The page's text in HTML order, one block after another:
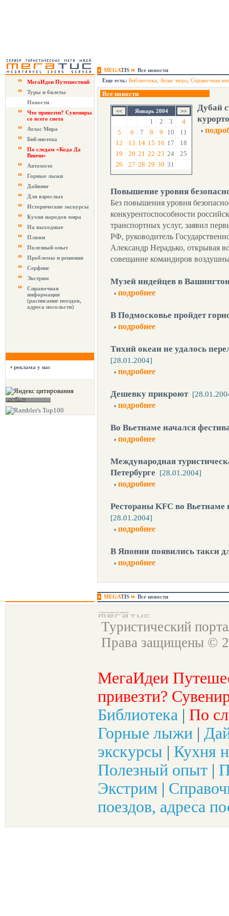
MEGATIS
Все новости
МегаИдеи Путешествий
Туры и билеты
Новости
Что привезти? Сувениры
со всего света
Атлас Мира
Библиотека
По следам «Кода Да
Винчи»
Автомото
Горные лыжи
Дайвинг
Для взрослых
Исторические экскурсы
Кухня народов мира
На выходные
Пляжи
Полезный опыт
Проблемы и решения
Серфинг
Экстрим
Справочная
информация
(расписание поездов,
адреса посольств)
реклама у нас
Еще есть: Библиотека Атлас мира Справочная
Все новости
Январь 2004
1 2 3
4
5
6 7 8 9 10
11
12
13 14 15 16 17
18
19
20 21 22 23 24
25
26
27 28 29 30 31
Дубай
Повышение уровня
Без повышения уровня
конкурентоспособности
транспортных услуг, заявил
РФ, руководитель
Александр Нерадько, открывая
совещание командиров
Музей индейцев в
подробнее
В Подмосковье пройдет
подробнее
Тихий океан не удалось
[28.01.2004]
подробнее
Дешевку прикроют
подробнее
Во Вьетнаме начался
подробнее
Международная
Петербурге
[28.01.2004]
подробнее
Рестораны KFC во
[28.01.2004]
подробнее
В Японии появились такси
подробнее
MEGATIS Все новости
Туристический
Права защищены ©
МегаИдеи
привезти?
Библиотека | По
Горные лыжи |
экскурсы | Кухня
Полезный опыт |
Экстрим |
поездов, адреса